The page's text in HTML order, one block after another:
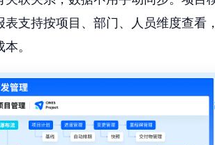
表支持按项目、部门、人员维度查看
。